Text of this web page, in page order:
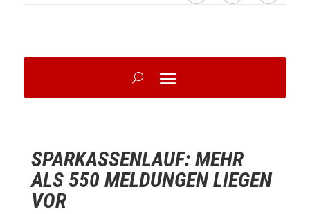
SPARKASSENLAUF: MEHR
ALS 550 MELDUNGEN LIEGEN
VOR